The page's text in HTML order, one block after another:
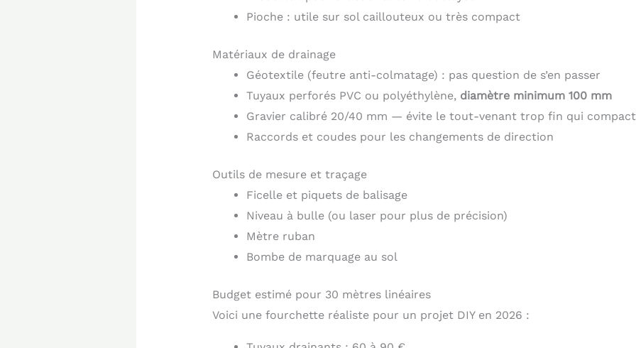
Pioche : utile sur sol caillouteux ou très compact
Matériaux de drainage
Géotextile (feutre anti-colmatage) : pas question de s’en passer
Tuyaux perforés PVC ou polyéthylène, diamètre minimum 100 mm
Gravier calibré 20/40 mm — évite le tout-venant trop fin qui
Raccords et coudes pour les changements de direction
Outils de mesure et traçage
Ficelle et piquets de balisage
Niveau à bulle (ou laser pour plus de précision)
Mètre ruban
Bombe de marquage au sol
Budget estimé pour 30 mètres linéaires
Voici une fourchette réaliste pour un projet DIY en 2026 :